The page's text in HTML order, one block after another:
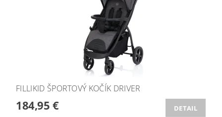
FILLIKID ŠPORTOVÝ KOČÍK DRIVER
184,95 € DETAIL